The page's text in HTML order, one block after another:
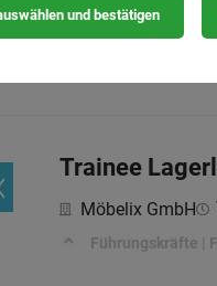
Cube
Trainee
Möbelix GmbH
Führungskräfte |
und bestätigen